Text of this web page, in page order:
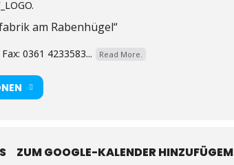
am Rabenhügel“
0361 4233583... Read More.
ZUM GOOGLE-KALENDER HINZUFÜGEM